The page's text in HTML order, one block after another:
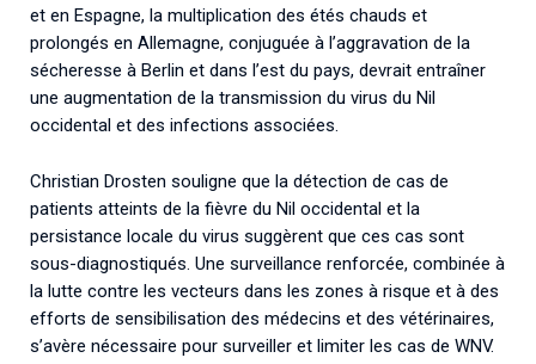
et en Espagne, la multiplication des étés chauds et
prolongés en Allemagne, conjuguée à l’aggravation de la
sécheresse à Berlin et dans l’est du pays, devrait entraîner
une augmentation de la transmission du virus du Nil
occidental et des infections associées.
Christian Drosten souligne que la détection de cas de
patients atteints de la fièvre du Nil occidental et la
persistance locale du virus suggèrent que ces cas sont
sous-diagnostiqués. Une surveillance renforcée, combinée à
la lutte contre les vecteurs dans les zones à risque et à des
efforts de sensibilisation des médecins et des vétérinaires,
s’avère nécessaire pour surveiller et limiter les cas de WNV.